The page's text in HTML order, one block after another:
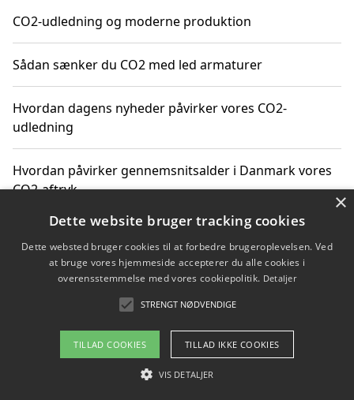
CO2-udledning og moderne produktion
Sådan sænker du CO2 med led armaturer
Hvordan dagens nyheder påvirker vores CO2-
udledning
Hvordan påvirker gennemsnitsalder i Danmark vores
CO2-aftryk
Hvordan nyheder om CO2-udledning påvirker vores
hverdag
Om / kontakt
Blog Betingelser
×
Dette website bruger tracking cookies
Dette websted bruger cookies til at forbedre brugeroplevelsen. Ved
at bruge vores hjemmeside accepterer du alle cookies i
overensstemmelse med vores cookiepolitik. Detaljer
STRENGT NØDVENDIGE
TILLAD COOKIES TILLAD IKKE COOKIES
VIS DETALJER